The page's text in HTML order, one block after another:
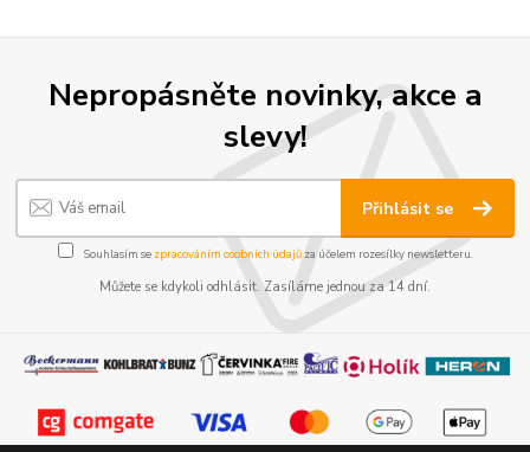
Nepropásněte novinky, akce a
slevy!
Přihlásit se
Souhlasím se zpracováním osobních údajůza účelem rozesílky newsletteru.
Můžete se kdykoli odhlásit. Zasíláme jednou za 14 dní.